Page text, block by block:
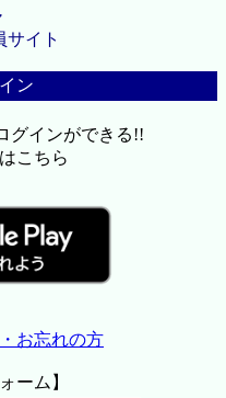
サイト
ン
グインができる!!
こちら
お忘れの方
ーム】